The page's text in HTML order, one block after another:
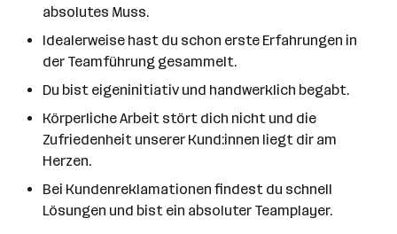
absolutes Muss.
Idealerweise hast du schon erste Erfahrungen in
der Teamführung gesammelt.
Du bist eigeninitiativ und handwerklich begabt.
Körperliche Arbeit stört dich nicht und die
Zufriedenheit unserer Kund:innen liegt dir am
Herzen.
Bei Kundenreklamationen findest du schnell
Lösungen und bist ein absoluter Teamplayer.